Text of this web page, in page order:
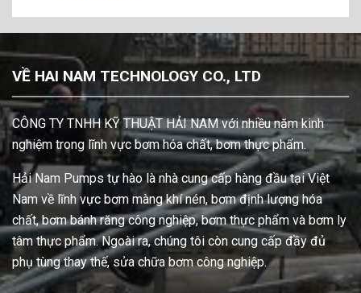
VỀ HAI NAM TECHNOLOGY CO., LTD
CÔNG TY TNHH KỸ THUẬT HẢI NAM với nhiều năm kinh
nghiệm trong lĩnh vực bơm hóa chất, bơm thực phẩm.
Hải Nam Pumps tự hào là nhà cung cấp hàng đầu tại Việt
Nam về lĩnh vực bơm màng khí nén, bơm định lượng hóa
chất, bơm bánh răng công nghiệp, bơm thực phẩm và bơm ly
tâm thực phẩm. Ngoài ra, chúng tôi còn cung cấp đầy đủ
phụ tùng thay thế, sửa chữa bơm công nghiệp.